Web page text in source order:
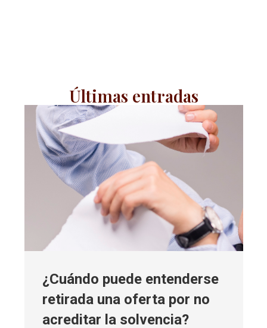
Últimas entradas
¿Cuándo puede entenderse
retirada una oferta por no
acreditar la solvencia?